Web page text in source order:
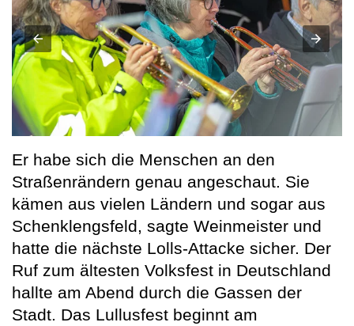
Er habe sich die Menschen an den
Straßenrändern genau angeschaut. Sie
kämen aus vielen Ländern und sogar aus
Schenklengsfeld, sagte Weinmeister und
hatte die nächste Lolls-Attacke sicher. Der
Ruf zum ältesten Volksfest in Deutschland
hallte am Abend durch die Gassen der
Stadt. Das Lullusfest beginnt am